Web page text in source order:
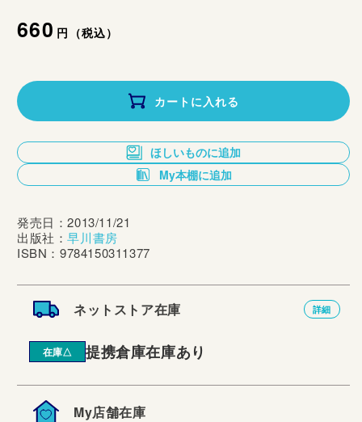
通
価
格
660円（税込）
カートに入れる
ほしいものに追加
My本棚に追加
発売日：2013/11/21
出版社：早川書房
ISBN：9784150311377
ネットストア在庫 詳細
在庫△ 提携倉庫在庫あり
My店舗在庫